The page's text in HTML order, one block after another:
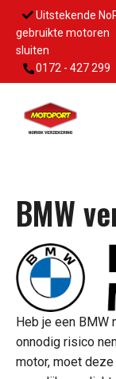
Uitstekende
gebruikte motoren
sluiten
0172 - 427 299
BMW
Heb je een BMW
onnodig risico
motor, moet